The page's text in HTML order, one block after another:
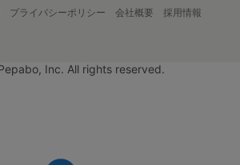
プライバシーポリシー 会社概要
採用情報
Inc. All rights reserved.